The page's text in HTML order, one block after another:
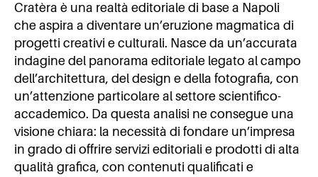
Cratèra è una realtà editoriale di base a Napoli
che aspira a diventare un’eruzione magmatica di
progetti creativi e culturali. Nasce da un’accurata
indagine del panorama editoriale legato al campo
dell’architettura, del design e della fotografia, con
un’attenzione particolare al settore scientifico-
accademico. Da questa analisi ne consegue una
visione chiara: la necessità di fondare un’impresa
in grado di offrire servizi editoriali e prodotti di alta
qualità grafica, con contenuti qualificati e